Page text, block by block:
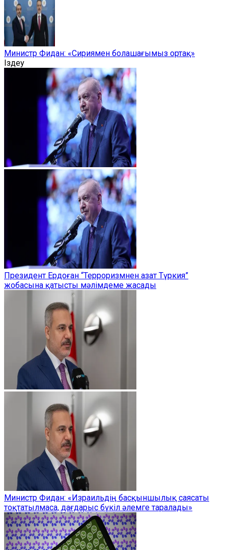
Министр Фидан: «Сириямен болашағымыз ортақ»
Іздеу
Президент Ердоған “Терроризмнен азат Түркия”
жобасына қатысты мәлімдеме жасады
Министр Фидан: «Израильдің басқыншылық саясаты
тоқтатылмаса, дағдарыс бүкіл әлемге таралады»